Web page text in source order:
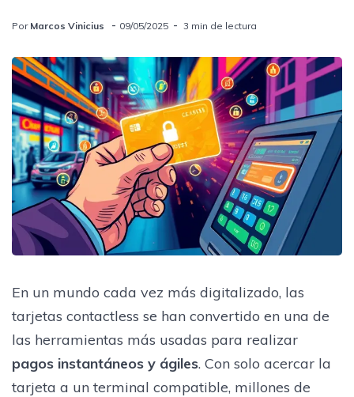
Por Marcos Vinicius 09/05/2025 3 min de lectura
En un mundo cada vez más digitalizado, las
tarjetas contactless se han convertido en una de
las herramientas más usadas para realizar
pagos instantáneos y ágiles. Con solo acercar la
tarjeta a un terminal compatible, millones de